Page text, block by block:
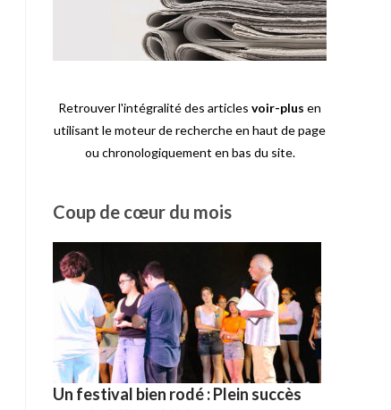
Retrouver l'intégralité des articles voir-plus en
utilisant le moteur de recherche en haut de page
ou chronologiquement en bas du site.
Coup de cœur du mois
Un festival bien rodé : Plein succès